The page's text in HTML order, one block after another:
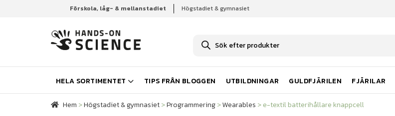
Förskola, låg- & mellanstadiet Högstadiet & gymnasiet
u
k
t
s
ö
k
HELA SORTIMENTET TIPS FRÅN BLOGGEN UTBILDNINGAR GULDFJÄRILEN FJÄRILAR
Hem Högstadiet & gymnasiet Programmering Wearables
Hem >Högstadiet & gymnasiet>Programmering>Wearables >e-textil batterihållare knappcell